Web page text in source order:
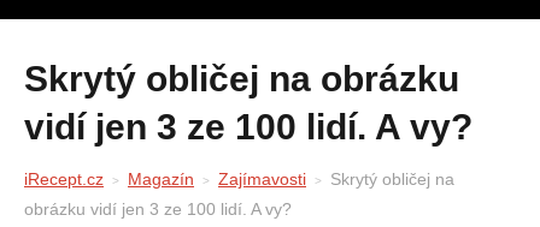
Skrytý obličej na obrázku
vidí jen 3 ze 100 lidí. A vy?
iRecept.cz Magazín Zajímavosti
Skrytý obličej na
obrázku vidí jen 3 ze 100 lidí. A vy?